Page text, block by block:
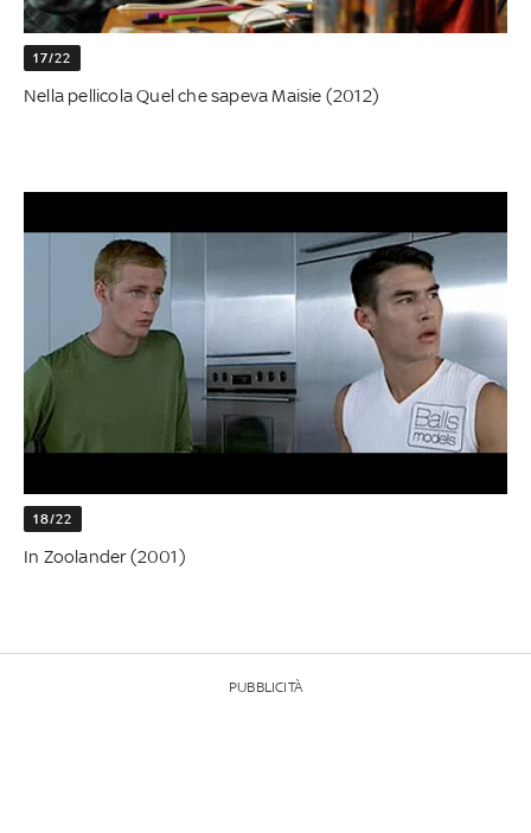
17/22
Nella pellicola Quel che sapeva Maisie (2012)
18/22
In Zoolander (2001)
PUBBLICITÀ